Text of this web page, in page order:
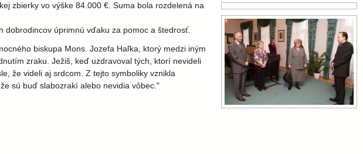
zbierky vo výške 84.000 €. Suma bola rozdelená na
dobrodincov úprimnú vďaku za pomoc a štedrosť.
biskupa Mons. Jozefa Haľka, ktorý medzi iným
zraku. Ježiš, keď uzdravoval tých, ktorí nevideli
že videli aj srdcom. Z tejto symboliky vznikla
sú buď slabozrakí alebo nevidia vôbec."